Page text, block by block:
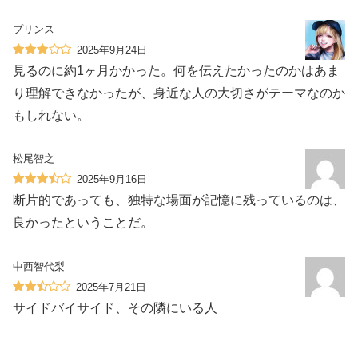
プリンス
2025年9月24日
見るのに約1ヶ月かかった。何を伝えたかったのかはあま
り理解できなかったが、身近な人の大切さがテーマなのか
もしれない。
松尾智之
2025年9月16日
断片的であっても、独特な場面が記憶に残っているのは、
良かったということだ。
中西智代梨
2025年7月21日
サイドバイサイド、その隣にいる人